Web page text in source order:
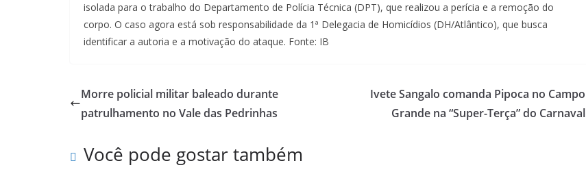
isolada para o trabalho do Departamento de Polícia Técnica (DPT), que realizou a perícia e a remoção do
corpo. O caso agora está sob responsabilidade da 1ª Delegacia de Homicídios (DH/Atlântico), que busca
identificar a autoria e a motivação do ataque. Fonte: IB
Morre policial militar baleado durante
patrulhamento no Vale das Pedrinhas
Ivete Sangalo comanda Pipoca no Campo
Grande na “Super-Terça” do Carnaval
Você pode gostar também